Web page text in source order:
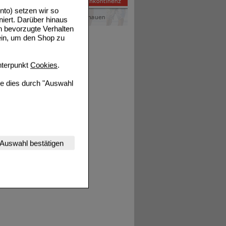
setzen wir so
Darüber hinaus
bevorzugte Verhalten
um den Shop zu
Cookies.
dies durch "Auswahl
Website
werden kann.
(z.B.
Website aber
Auswahl bestätigen